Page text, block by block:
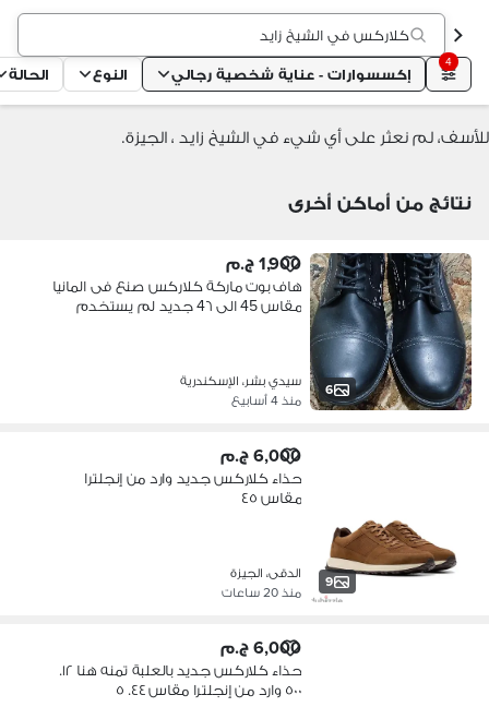
كلاركس في الشيخ زايد
4
إكسسوارات - عناية شخصية رجالي النوع الحالة
للأسف، لم نعثر على أي شيء في الشيخ زايد ، الجيزة.
نتائج من أماكن أخرى
6
1,900 ج.م
هاف بوت ماركة كلاركس صنع فى المانيا
مقاس 45 الى 4٦ جديد لم يستخدم
سيدي بشر، الإسكندرية
منذ 4 أسابيع
9
6,000 ج.م
حذاء كلاركس جديد وارد من إنجلترا
مقاس ٤٥
الدقى، الجيزة
منذ 20 ساعات
6,000 ج.م
حذاء كلاركس جديد بالعلبة تمنه هنا ١٢.
٥٠٠ وارد من إنجلترا مقاس ٤٤. ٥